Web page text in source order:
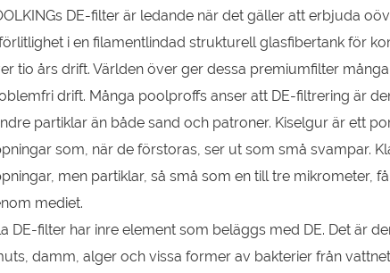
DE-filter är ledande när det gäller att erbjuda
i en filamentlindad strukturell glasfibertank för
tio års drift. Världen över ger dessa premiumfilter
drift. Många poolproffs anser att DE-filtrering är
partiklar än både sand och patroner. Kiselgur är ett
som, när de förstoras, ser ut som små svampar.
men partiklar, så små som en till tre mikrometer,
mediet.
DE-filter har inre element som beläggs med DE. Det är
damm, alger och vissa former av bakterier från